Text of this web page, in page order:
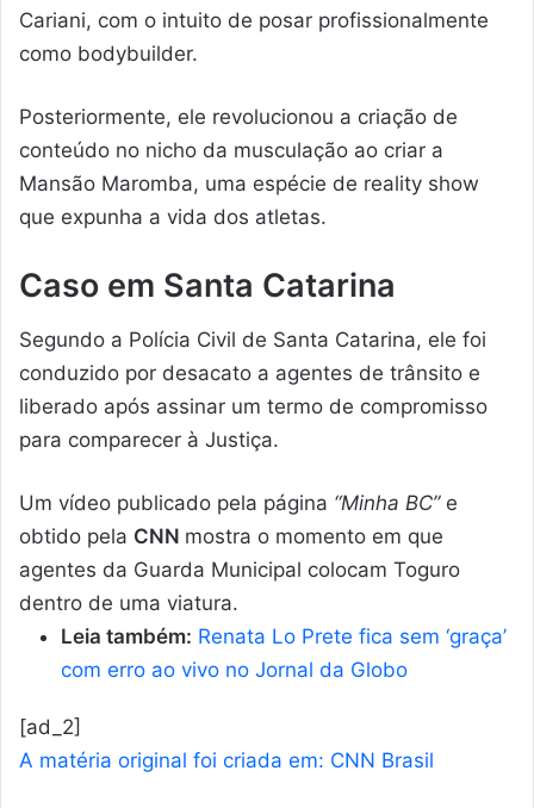
Cariani, com o intuito de posar profissionalmente
como bodybuilder.
Posteriormente, ele revolucionou a criação de
conteúdo no nicho da musculação ao criar a
Mansão Maromba, uma espécie de reality show
que expunha a vida dos atletas.
Caso em Santa Catarina
Segundo a Polícia Civil de Santa Catarina, ele foi
conduzido por desacato a agentes de trânsito e
liberado após assinar um termo de compromisso
para comparecer à Justiça.
Um vídeo publicado pela página “Minha BC”e
obtido pela CNN mostra o momento em que
agentes da Guarda Municipal colocam Toguro
dentro de uma viatura.
Leia também: Renata Lo Prete fica sem ‘graça’
com erro ao vivo no Jornal da Globo
[ad_2]
A matéria original foi criada em: CNN Brasil